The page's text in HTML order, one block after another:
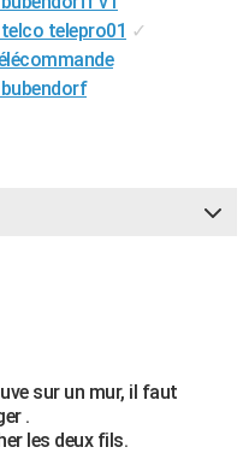
telepro01 ✓
sur un mur, il faut
.
les deux fils.